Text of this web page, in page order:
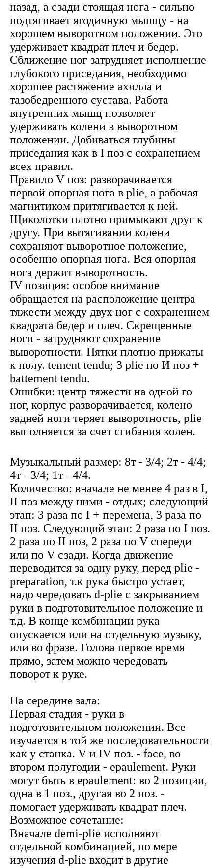
назад, а сзади стоящая нога - сильно
подтягивает ягодичную мышцу - на
хорошем выворотном положении. Это
удерживает квадрат плеч и бедер.
Сближение ног затрудняет исполнение
глубокого приседания, необходимо
хорошее растяжение ахилла и
тазобедренного сустава. Работа
внутренних мышц позволяет
удерживать колени в выворотном
положении. Добиваться глубины
приседания как в I поз с сохранением
всех правил.
Правило V поз: разворачивается
первой опорная нога в plie, а рабочая
магнитиком притягивается к ней.
Щиколотки плотно примыкают друг к
другу. При вытягивании колени
сохраняют выворотное положение,
особенно опорная нога. Вся опорная
нога держит выворотность.
IV позиция: особое внимание
обращается на расположение центра
тяжести между двух ног с сохранением
квадрата бедер и плеч. Скрещенные
ноги - затрудняют сохранение
выворотности. Пятки плотно прижаты
к полу. tement tendu; 3 plie по И поз +
battement tendu.
Ошибки: центр тяжести на одной го
ног, корпус разворачивается, колено
задней ноги теряет выворотность, plie
выполняется за счет сгибания колен.
Музыкальный размер: 8т - 3/4; 2т - 4/4;
4т - 3/4; 1т - 4/4.
Количество: вначале не менее 4 раз в I,
II поз между ними - отдых; следующий
этап: 3 раза по I + перемена, 3 раза по
II поз. Следующий этап: 2 раза по I поз.
2 раза по II поз, 2 раза по V спереди
или по V сзади. Когда движение
переводится за одну руку, перед plie -
preparation, т.к рука быстро устает,
надо чередовать d-plie с закрыванием
руки в подготовительное положение и
т.д. В конце комбинации рука
опускается или на отдельную музыку,
или во фразе. Голова первое время
прямо, затем можно чередовать
поворот к руке.
На середине зала:
Первая стадия - руки в
подготовительном положении. Все
изучается в той же последовательности
как у станка. V и IV поз. - face, во
втором полугодии - epaulement. Руки
могут быть в epaulement: во 2 позиции,
одна в 1 поз., другая во 2 поз. -
помогает удерживать квадрат плеч.
Возможное сочетание:
Вначале demi-plie исполняют
отдельной комбинацией, по мере
изучения d-plie входит в другие